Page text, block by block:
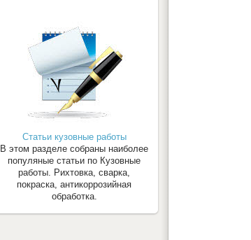
Статьи кузовные работы
В этом разделе собраны наиболее
популяные статьи по Кузовные
работы. Рихтовка, сварка,
покраска, антикоррозийная
обработка.